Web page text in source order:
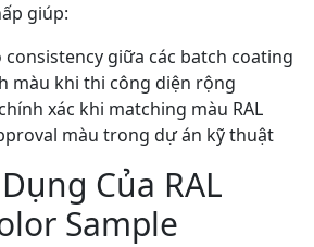
giúp:
giữa các batch coating
màu khi thi công diện rộng
xác khi matching màu RAL
màu trong dự án kỹ thuật
Của RAL
Sample